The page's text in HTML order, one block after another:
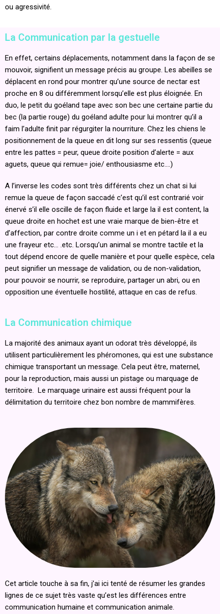
ou agressivité.
La Communication par la gestuelle
En effet, certains déplacements, notamment dans la façon de se
mouvoir, signifient un message précis au groupe. Les abeilles se
déplacent en rond pour montrer qu’une source de nectar est
proche en 8 ou différemment lorsqu’elle est plus éloignée. En
duo, le petit du goéland tape avec son bec une certaine partie du
bec (la partie rouge) du goéland adulte pour lui montrer qu’il a
faim l’adulte finit par régurgiter la nourriture. Chez les chiens le
positionnement de la queue en dit long sur ses ressentis (queue
entre les pattes = peur, queue droite position d’alerte = aux
aguets, queue qui remue= joie/ enthousiasme etc.…)
A l’inverse les codes sont très différents chez un chat si lui
remue la queue de façon saccadé c’est qu’il est contrarié voir
énervé s’il elle oscille de façon fluide et large la il est content, la
queue droite en hochet est une vraie marque de bien-être et
d’affection, par contre droite comme un i et en pétard la il a eu
une frayeur etc… .etc. Lorsqu’un animal se montre tactile et la
tout dépend encore de quelle manière et pour quelle espèce, cela
peut signifier un message de validation, ou de non-validation,
pour pouvoir se nourrir, se reproduire, partager un abri, ou en
opposition une éventuelle hostilité, attaque en cas de refus.
La Communication chimique
La majorité des animaux ayant un odorat très développé, ils
utilisent particulièrement les phéromones, qui est une substance
chimique transportant un message. Cela peut être, maternel,
pour la reproduction, mais aussi un pistage ou marquage de
territoire. Le marquage urinaire est aussi fréquent pour la
délimitation du territoire chez bon nombre de mammifères.
Cet article touche à sa fin, j’ai ici tenté de résumer les grandes
lignes de ce sujet très vaste qu’est les différences entre
communication humaine et communication animale.